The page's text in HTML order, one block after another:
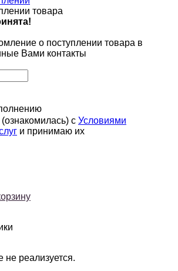
товара
о поступлении товара в
Вами контакты
с Условиями
и принимаю их
не реализуется.